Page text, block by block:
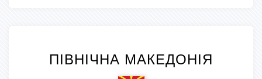
ПІВНІЧНА МАКЕДОНІЯ